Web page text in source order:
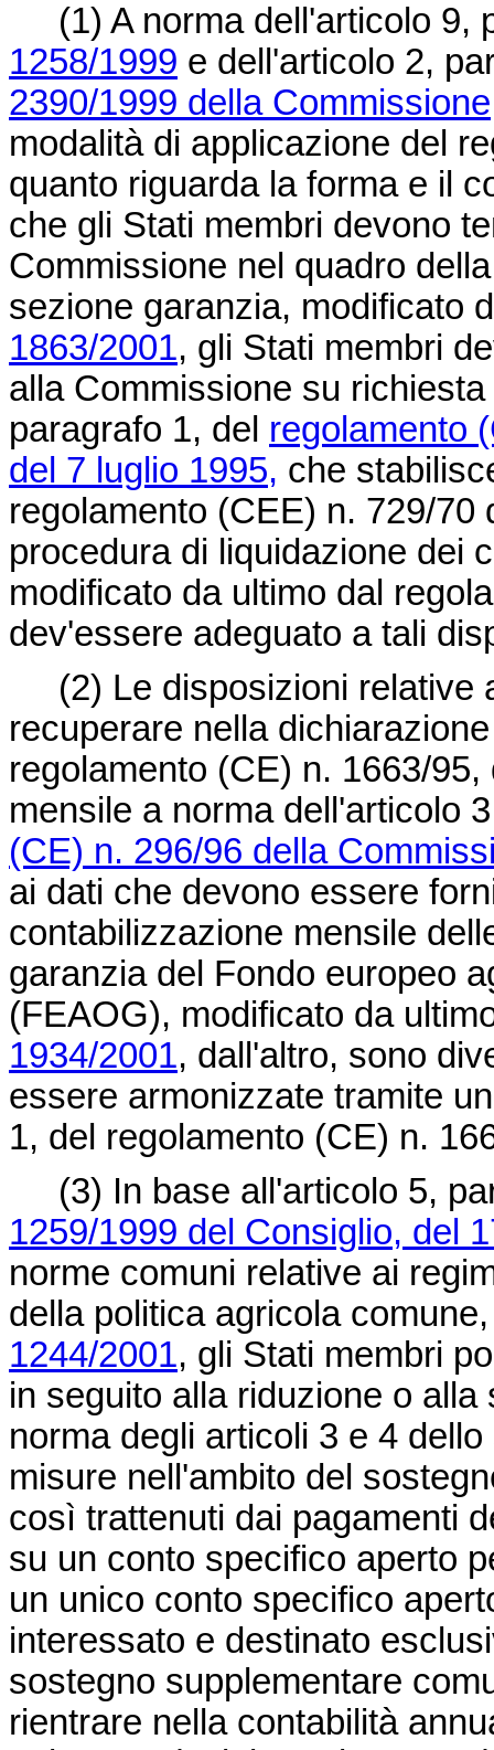
(1) A norma dell'articolo 9,
1258/1999 e dell'articolo 2,
2390/1999 della
modalità di applicazione del
quanto riguarda la forma e il
che gli Stati membri devono
Commissione nel quadro
sezione garanzia, modificato
1863/2001, gli Stati membri
alla Commissione su
paragrafo 1, del regolamento
del 7 luglio 1995, che
regolamento (CEE) n. 729/
procedura di liquidazione dei
modificato da ultimo dal
dev'essere adeguato a tali
(2) Le disposizioni relative
recuperare nella
regolamento (CE) n. 1663/
mensile a norma dell'articolo
(CE) n. 296/96 della
ai dati che devono essere
contabilizzazione mensile
garanzia del Fondo europeo
(FEAOG), modificato da
1934/2001, dall'altro, sono
essere armonizzate tramite
1, del regolamento (CE) n.
(3) In base all'articolo 5,
1259/1999 del Consiglio, del
norme comuni relative ai
della politica agricola
1244/2001, gli Stati membri
in seguito alla riduzione o
norma degli articoli 3 e 4
misure nell'ambito del
così trattenuti dai pagamenti
su un conto specifico aperto
un unico conto specifico
interessato e destinato
sostegno supplementare
rientrare nella contabilità